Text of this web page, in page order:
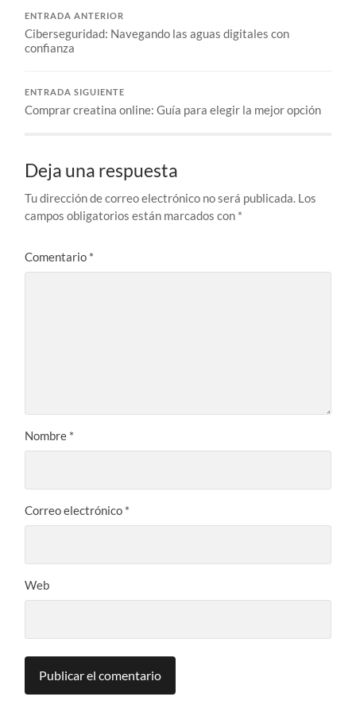
ENTRADA ANTERIOR
Ciberseguridad: Navegando las aguas digitales con
confianza
ENTRADA SIGUIENTE
Comprar creatina online: Guía para elegir la mejor opción
Deja una respuesta
Tu dirección de correo electrónico no será publicada. Los
campos obligatorios están marcados con *
Comentario *
Nombre *
Correo electrónico *
Web